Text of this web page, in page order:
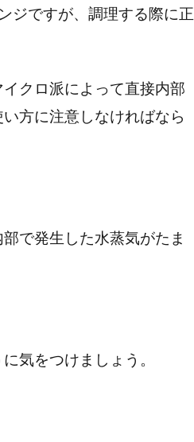
ジですが、調理する際に正
クロ派によって直接内部
方に注意しなければなら
で発生した水蒸気がたま
気をつけましょう。